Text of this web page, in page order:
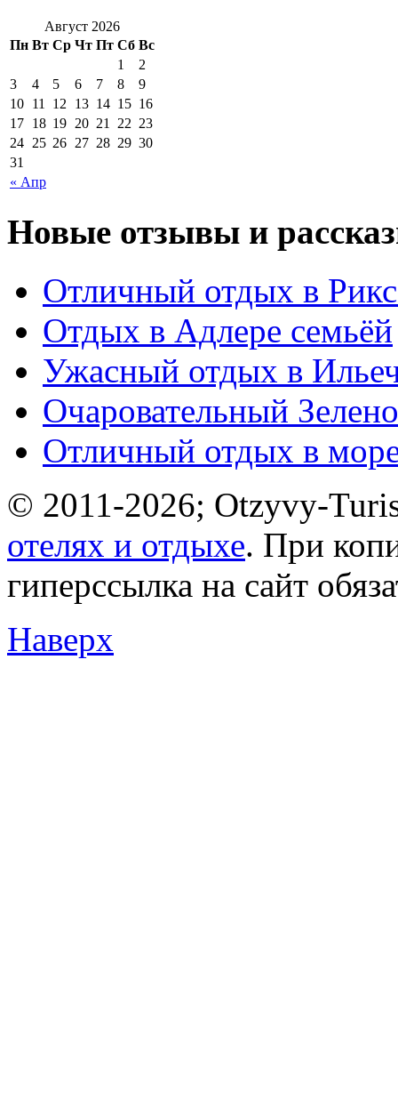
Август 2026
Пн Вт Ср Чт Пт Сб Вс
« Апр
1
2
3
4 5 6 7 8
9
10 11 12 13 14 15 16
17 18 19 20 21 22 23
24 25 26 27 28 29 30
31
Новые отзывы и
Отличный отдых в
Отдых в Адлере семьёй
Ужасный отдых в
Очаровательный
Отличный отдых в
© 2011-2026; Otzyvy-
отелях и отдыхе. При
гиперссылка на сайт
Наверх